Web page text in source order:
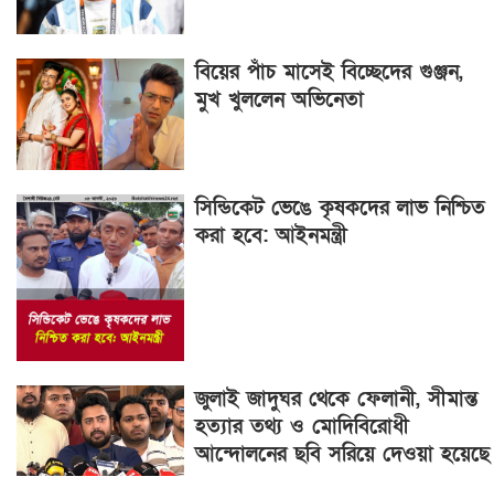
বিয়ের পাঁচ মাসেই বিচ্ছেদের গুঞ্জন,
মুখ খুললেন অভিনেতা
সিন্ডিকেট ভেঙে কৃষকদের লাভ নিশ্চিত
করা হবে: আইনমন্ত্রী
জুলাই জাদুঘর থেকে ফেলানী, সীমান্ত
হত্যার তথ্য ও মোদিবিরোধী
আন্দোলনের ছবি সরিয়ে দেওয়া হয়েছে